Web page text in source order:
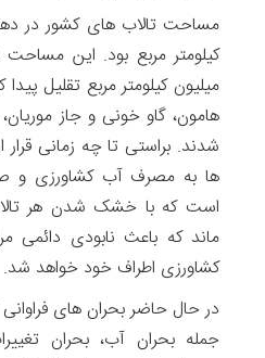
کیلومتر مربع بود. این
میلیون کیلومتر مربع تقلیل
هامون، گاو خونی و جاز
شدند. براستی تا چه زمانی
ها به مصرف آب کشاورزی و
است که با خشک شدن هر
ماند که باعث نابودی دائمی
کشاورزی اطراف خود خواهد شد.
در حال حاضر بحران های
جمله بحران آب، بحران